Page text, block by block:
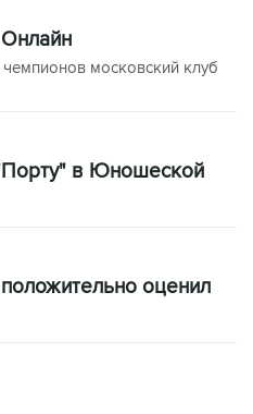
московский клуб
в Юношеской
оценил